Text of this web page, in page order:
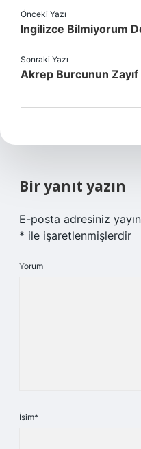
Önceki Yazı
Ingilizce Bilmiyorum
Sonraki Yazı
Akrep Burcunun Zayıf
Bir yanıt yazın
E-posta adresiniz
* ile işaretlenmişlerdir
Yorum
İsim*